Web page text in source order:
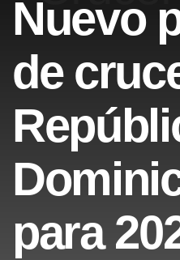
Nuevo
de
para